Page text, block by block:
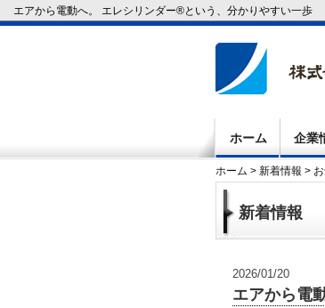
エアから電動へ。 エレシリンダー®という、分かりやすい一歩
ホーム 企業
ホーム > 新着情報 >
新着情報
2026/01/20
エアから電